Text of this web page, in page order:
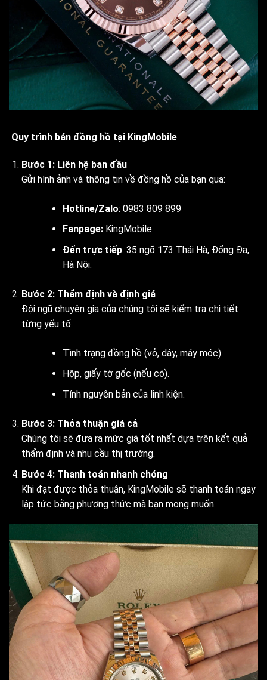
Quy trình bán đồng hồ tại KingMobile
Bước 1: Liên hệ ban đầu
Gửi hình ảnh và thông tin về đồng hồ của bạn qua:
Hotline/Zalo: 0983 809 899
Fanpage: KingMobile
Đến trực tiếp: 35 ngõ 173 Thái Hà, Đống Đa,
Hà Nội.
Bước 2: Thẩm định và định giá
Đội ngũ chuyên gia của chúng tôi sẽ kiểm tra chi tiết
từng yếu tố:
Tình trạng đồng hồ (vỏ, dây, máy móc).
Hộp, giấy tờ gốc (nếu có).
Tính nguyên bản của linh kiện.
Bước 3: Thỏa thuận giá cả
Chúng tôi sẽ đưa ra mức giá tốt nhất dựa trên kết quả
thẩm định và nhu cầu thị trường.
Bước 4: Thanh toán nhanh chóng
Khi đạt được thỏa thuận, KingMobile sẽ thanh toán ngay
lập tức bằng phương thức mà bạn mong muốn.